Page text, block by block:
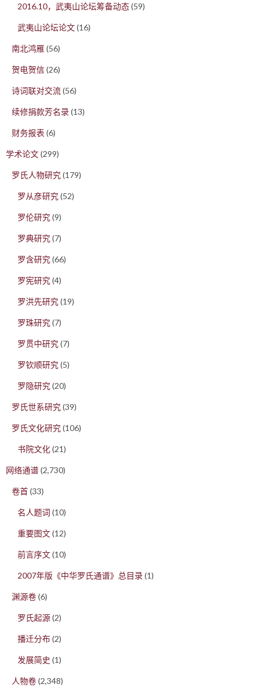
2016.10，武夷山论坛筹备动态(59)
武夷山论坛论文(16)
南北鸿雁(56)
贺电贺信(26)
诗词联对交流(56)
续修捐款芳名录(13)
财务报表 (6)
学术论文(299)
罗氏人物研究(179)
罗从彦研究(52)
罗伦研究(9)
罗典研究(7)
罗含研究(66)
罗宪研究(4)
罗洪先研究(19)
罗珠研究(7)
罗贯中研究(7)
罗钦顺研究(5)
罗隐研究(20)
罗氏世系研究(39)
罗氏文化研究(106)
书院文化(21)
网络通谱(2,730)
卷首(33)
名人题词 (10)
重要图文(12)
前言序文(10)
2007年版《中华罗氏通谱》总目录(1)
渊源卷(6)
罗氏起源(2)
播迁分布(2)
发展简史 (1)
人物卷(2,348)